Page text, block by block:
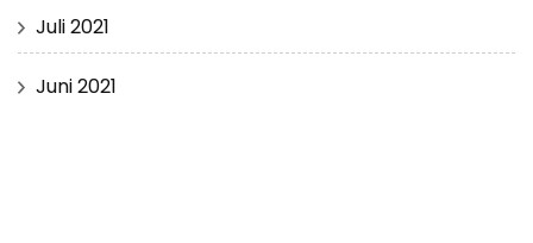
Juli 2021
Juni 2021